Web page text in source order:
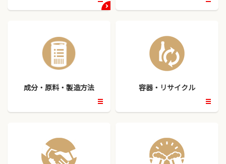
開
く
く
成分・原料・製造方法
く
容器・リサイクル
く